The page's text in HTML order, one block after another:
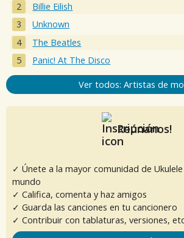
Billie Eilish
Unknown
The Beatles
Panic! At The Disco
Ver todos: Artistas de
Reúnanos!
✓ Únete a la mayor comunidad de
mundo
✓ Califica, comenta y haz amigos
✓ Guarda las canciones en tu cancionero
✓ Contribuir con tablaturas, versiones,